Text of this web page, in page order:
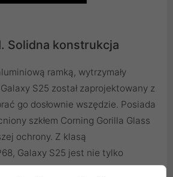
Solidna konstrukcja
ramką, wytrzymały
S25 został zaprojektowany z
go dosłownie wszędzie. Posiada
szkłem Corning Gorilla Glass
ochrony. Z klasą
Galaxy S25 jest nie tylko
czoła wilgoci, ale także odporny na